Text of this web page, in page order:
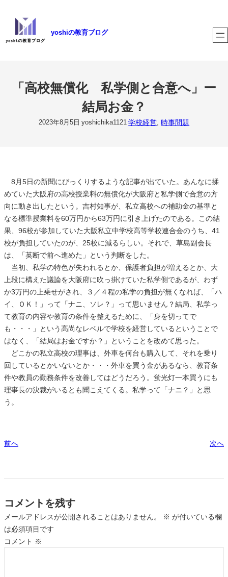
yoshiの教育ブログ
「高校無償化 私学側と合意へ」ー
結局お金？
2023年8月5日 yoshichika1121 学校経営 , 時事問題
8月5日の新聞にびっくりするような記事が出ていた。あんなに揉
めていた大阪府の高校授業料の無償化が大阪府と私学側で合意の方
向に動き出したという。吉村知事が、私立高校への補助金の基準と
なる標準授業料を60万円から63万円に引き上げたのである。この結
果、96校が参加していた大阪私立中学校高等学校連合会のうち、41
校が負担していたのが、25校に減るらしい。それで、草島副会長
は、「英断で前へ進めた」という判断をした。
当初、私学の特色が失われるとか、保護者負担が増えるとか、大
上段に構えた議論を大阪府に吹っ掛けていた私学側であるが、わず
か3万円の上乗せがされ、３／４程の私学の負担が無くなれば、「ハ
イ、ＯＫ！」って「ナニ、ソレ？」って思いません？結局、私学っ
て教育の内容や教育の条件を整えるために、「身を切ってで
も・・・」という高尚なレベルで学校を経営しているということで
はなく、「結局はお金ですか？」ということを改めて思った。
どこかの私立高校の理事は、外車を何台も購入して、それを乗り
回しているとかいないとか・・・外車を買う金があるなら、教育条
件や教員の勤務条件を改善してはどうだろう。蛍光灯一本買うにも
理事長の決裁がいるとも聞こえてくる。私学って「ナニ？」と思
う。
前へ 次へ
コメントを残す
メールアドレスが公開されることはありません。 ※ が付いている欄
は必須項目です
コメント ※